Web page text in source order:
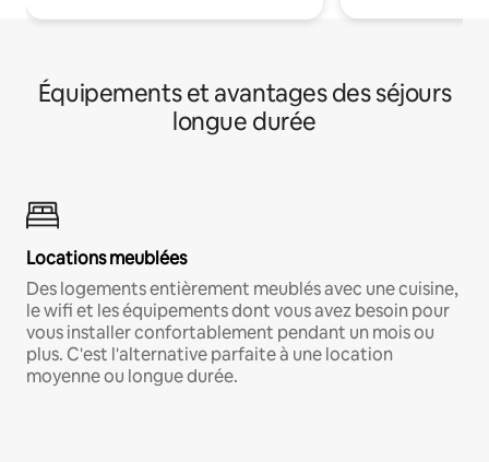
Équipements et avantages des séjours
longue durée
Locations meublées
Des logements entièrement meublés avec une cuisine,
le wifi et les équipements dont vous avez besoin pour
vous installer confortablement pendant un mois ou
plus. C'est l'alternative parfaite à une location
moyenne ou longue durée.